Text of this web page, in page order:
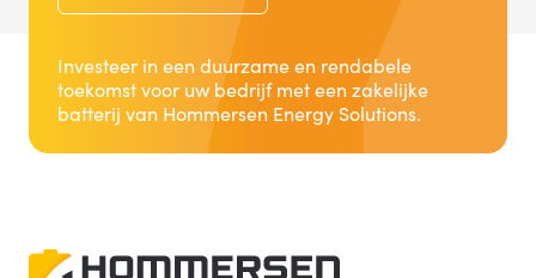
Investeer in een duurzame en rendabele
toekomst voor uw bedrijf met een zakelijke
batterij van Hommersen Energy Solutions.